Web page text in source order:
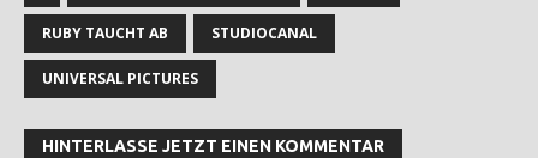
RUBY TAUCHT AB STUDIOCANAL
UNIVERSAL PICTURES
HINTERLASSE JETZT EINEN KOMMENTAR